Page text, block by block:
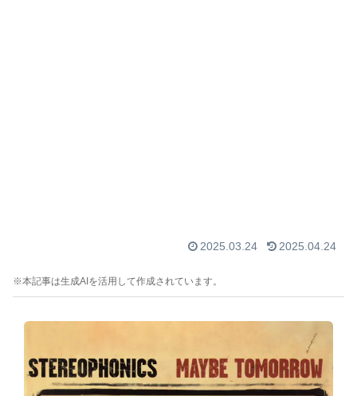
2025.03.24 2025.04.24
※本記事は生成AIを活用して作成されています。